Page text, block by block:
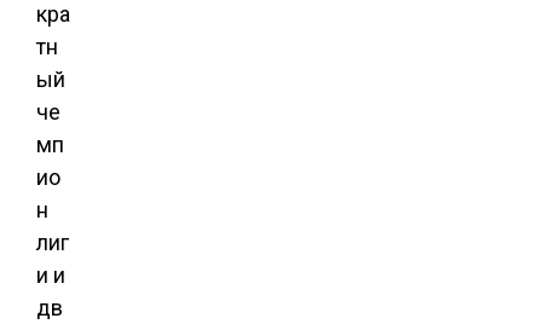
кра
тн
ый
че
мп
ио
н
лиг
и и
дв